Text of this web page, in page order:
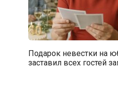
Подарок невестки на
заставил всех гостей